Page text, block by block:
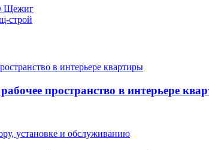
Щежиг
строй
пространство в интерьере